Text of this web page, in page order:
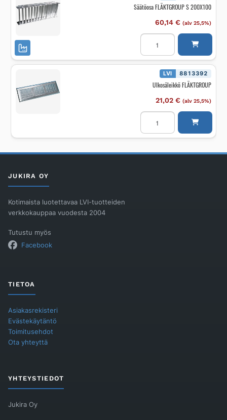
Säätöosa FLÄKTGROUP S 200X100
60,14 € (alv 25,5%)
Säätöosa
FLÄKTGROUP
200X100
määrä
LVI 8813392
Ulkosäleikkö FLÄKTGROUP
21,02 € (alv 25,5%)
Ulkosäleikkö
FLÄKTGROUP
määrä
JUKIRA OY
Kotimaista luotettavaa LVI-tuotteiden
verkkokauppaa vuodesta 2004
Tutustu myös
Facebook
TIETOA
Asiakasrekisteri
Evästekäytäntö
Toimitusehdot
Ota yhteyttä
YHTEYSTIEDOT
Jukira Oy